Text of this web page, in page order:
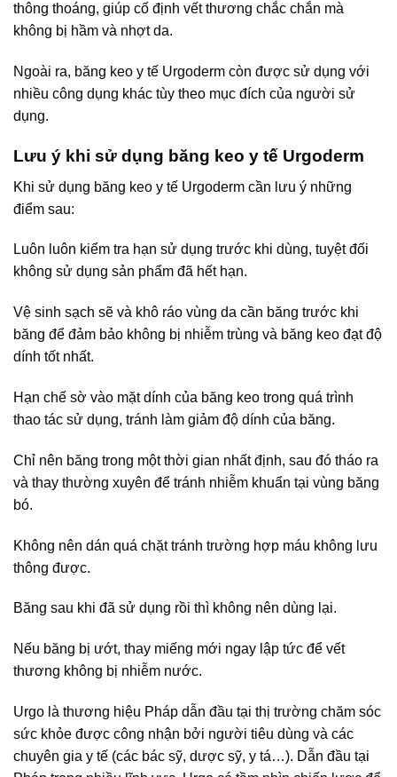
thông thoáng, giúp cố định vết thương chắc chắn mà
không bị hầm và nhợt da.
Ngoài ra, băng keo y tế Urgoderm còn được sử dụng với
nhiều công dụng khác tùy theo mục đích của người sử
dụng.
Lưu ý khi sử dụng băng keo y tế Urgoderm
Khi sử dụng băng keo y tế Urgoderm cần lưu ý những
điểm sau:
Luôn luôn kiểm tra hạn sử dụng trước khi dùng, tuyệt đối
không sử dụng sản phẩm đã hết hạn.
Vệ sinh sạch sẽ và khô ráo vùng da cần băng trước khi
băng để đảm bảo không bị nhiễm trùng và băng keo đạt độ
dính tốt nhất.
Hạn chế sờ vào mặt dính của băng keo trong quá trình
thao tác sử dụng, tránh làm giảm độ dính của băng.
Chỉ nên băng trong một thời gian nhất định, sau đó tháo ra
và thay thường xuyên để tránh nhiễm khuẩn tại vùng băng
bó.
Không nên dán quá chặt tránh trường hợp máu không lưu
thông được.
Băng sau khi đã sử dụng rồi thì không nên dùng lại.
Nếu băng bị ướt, thay miếng mới ngay lập tức để vết
thương không bị nhiễm nước.
Urgo là thương hiệu Pháp dẫn đầu tại thị trường chăm sóc
sức khỏe được công nhận bởi người tiêu dùng và các
chuyên gia y tế (các bác sỹ, dược sỹ, y tá…). Dẫn đầu tại